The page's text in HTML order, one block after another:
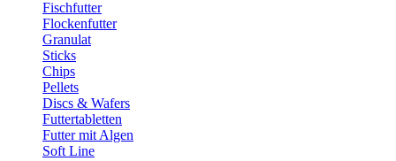
Fischfutter
Flockenfutter
Granulat
Sticks
Chips
Pellets
Discs & Wafers
Futtertabletten
Futter mit Algen
Soft Line